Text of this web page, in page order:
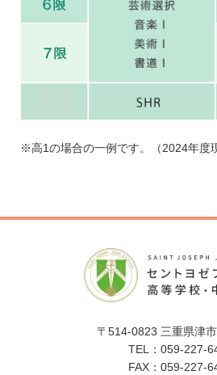
※高1の場合の一例です。（2024年度
〒514-0823 三重県津
TEL：059-227-
FAX：059-227-